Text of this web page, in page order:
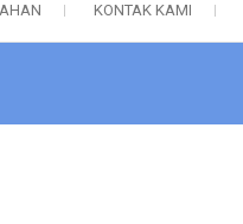
KONTAK KAMI